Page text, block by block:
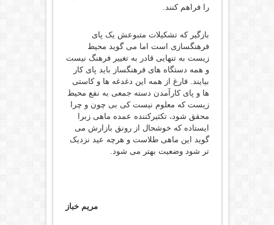
را فراهم کنند.
بازگیر که تشکیلات متبوعش یک پای
فرهنگسازی است اما می گوید محیط
زیست به تنهایی قادر به تغییر فرهنگ نیست
و همه دستگاه های فرهنگساز باید پای کار
بیایند. فارغ از همه این دغدغه ها و کاستی
ها و پای کارآمدن دسته جمعی به نفع محیط
زیست که معلوم نیست کی بی چون و چرا
محقق شود، تکثیرکننده عمده ماهی زبرا
ایستاده که خوشحال از رونق بازارش می
گوید این ماهی طلاست و هرچه عید نزدیک
تر شود وضعیت بهتر می شود.
مریم خباز